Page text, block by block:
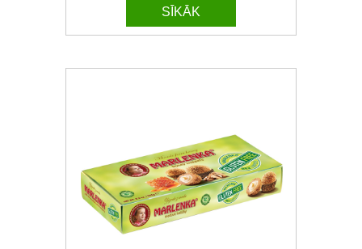
SĪKĀK